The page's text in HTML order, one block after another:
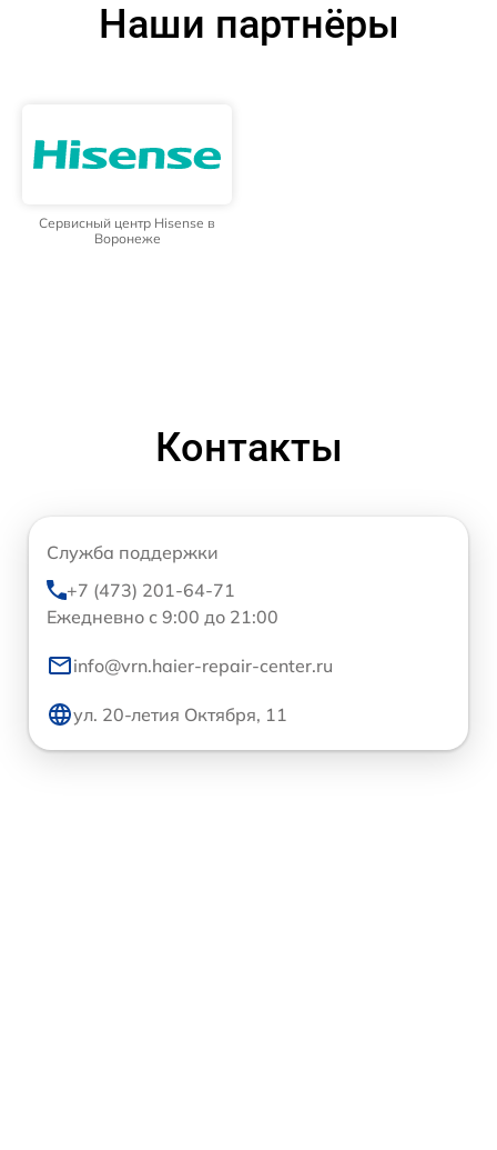
Наши партнёры
Сервисный центр Hisense в
Воронеже
Контакты
Служба поддержки
+7 (473) 201-64-71
Ежедневно с 9:00 до 21:00
info@vrn.haier-repair-center.ru
ул. 20-летия Октября, 11